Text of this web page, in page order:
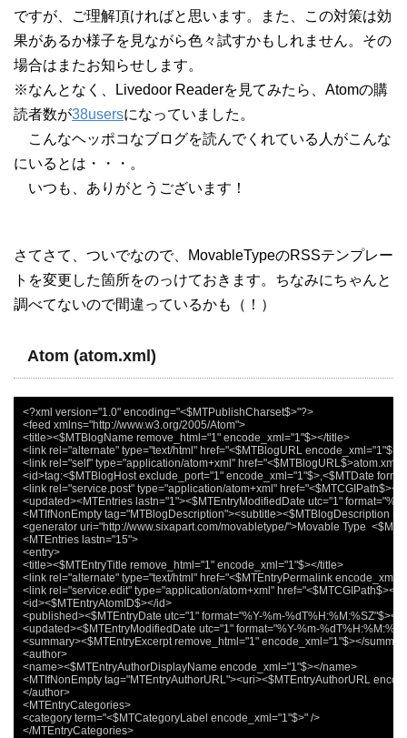
ですが、ご理解頂ければと思います。また、この対策は効
果があるか様子を見ながら色々試すかもしれません。その
場合はまたお知らせします。
※なんとなく、Livedoor Readerを見てみたら、Atomの購
読者数が38usersになっていました。
こんなヘッポコなブログを読んでくれている人がこんな
にいるとは・・・。
いつも、ありがとうございます！
さてさて、ついでなので、MovableTypeのRSSテンプレー
トを変更した箇所をのっけておきます。ちなみにちゃんと
調べてないので間違っているかも（！）
Atom (atom.xml)
<?xml version="1.0" encoding="<$MTPublishCharset$>"?>
<feed xmlns="http://www.w3.org/2005/Atom">
<title><$MTBlogName remove_html="1" encode_xml="1"$></title>
<link rel="alternate" type="text/html" href="<$MTBlogURL encode_xml="1"$>"
<link rel="self" type="application/atom+xml" href="<$MTBlogURL$>atom.xml"
<id>tag:<$MTBlogHost exclude_port="1" encode_xml="1"$>,<$MTDate
<link rel="service.post" type="application/atom+xml"
<updated><MTEntries lastn="1"><$MTEntryModifiedDate utc="1"
<MTIfNonEmpty tag="MTBlogDescription"><subtitle><$MTBlogDescription
<generator uri="http://www.sixapart.com/movabletype/">Movable Type
<MTEntries lastn="15">
<entry>
<title><$MTEntryTitle remove_html="1" encode_xml="1"$></title>
<link rel="alternate" type="text/html" href="<$MTEntryPermalink
<link rel="service.edit" type="application/atom+xml"
<id><$MTEntryAtomID$></id>
<published><$MTEntryDate utc="1" format="%Y-%m-%dT%H:%M:%SZ"$></
<updated><$MTEntryModifiedDate utc="1" format="%Y-%m-
<summary><$MTEntryExcerpt remove_html="1" encode_xml="1"$></
<author>
<name><$MTEntryAuthorDisplayName encode_xml="1"$></name>
<MTIfNonEmpty tag="MTEntryAuthorURL"><uri><$MTEntryAuthorURL
</author>
<MTEntryCategories>
<category term="<$MTCategoryLabel encode_xml="1"$>" />
</MTEntryCategories>